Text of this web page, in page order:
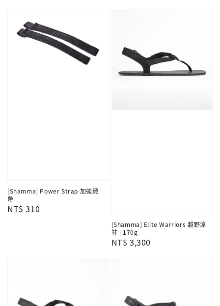
[Shamma] Power Strap 加強織
帶
Regular
NT$ 310
[Shamma] Elite Warriors 越野涼
鞋 | 170g
Regular
NT$ 3,300